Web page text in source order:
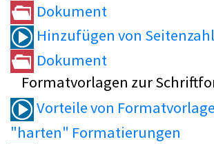
Dokument
Hinzufügen von
Dokument
Formatvorlagen zur
Vorteile von
"harten" Formatierungen